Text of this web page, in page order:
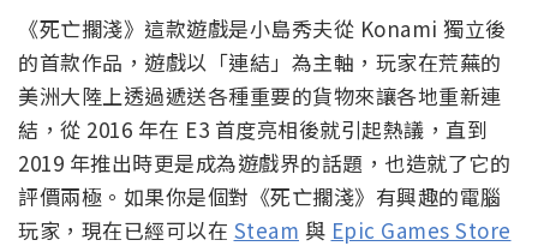
《死亡擱淺》這款遊戲是小島秀夫從 Konami 獨立後
的首款作品，遊戲以「連結」為主軸，玩家在荒蕪的
美洲大陸上透過遞送各種重要的貨物來讓各地重新連
結，從 2016 年在 E3 首度亮相後就引起熱議，直到
2019 年推出時更是成為遊戲界的話題，也造就了它的
評價兩極。如果你是個對《死亡擱淺》有興趣的電腦
玩家，現在已經可以在 Steam 與 Epic Games Store